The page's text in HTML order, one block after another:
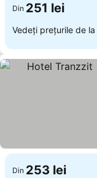
Din 251 lei
Vedeți prețurile de la
Din 253 lei